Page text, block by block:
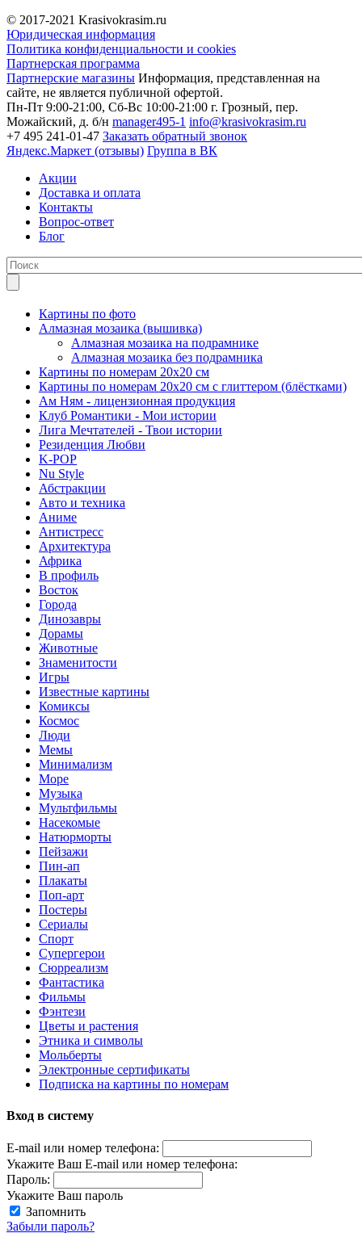
© 2017-2021 Krasivokrasim.ru
Юридическая информация
Политика конфиденциальности и cookies
Партнерская программа
Партнерские магазины Информация, представленная на
сайте, не является публичной офертой.
Пн-Пт 9:00-21:00, Сб-Вс 10:00-21:00 г. Грозный, пер.
Можайский, д. б/н manager495-1 info@krasivokrasim.ru
+7 495 241-01-47 Заказать обратный звонок
Яндекс.Маркет (отзывы) Группа в ВК
Акции
Доставка и оплата
Контакты
Вопрос-ответ
Блог
Картины по фото
Алмазная мозаика (вышивка)
Алмазная мозаика на подрамнике
Алмазная мозаика без подрамника
Картины по номерам 20х20 см
Картины по номерам 20х20 см с глиттером (блёстками)
Ам Ням - лицензионная продукция
Клуб Романтики - Мои истории
Лига Мечтателей - Твои истории
Резиденция Любви
K-POP
Nu Style
Абстракции
Авто и техника
Аниме
Антистресс
Архитектура
Африка
В профиль
Восток
Города
Динозавры
Дорамы
Животные
Знаменитости
Игры
Известные картины
Комиксы
Космос
Люди
Мемы
Минимализм
Море
Музыка
Мультфильмы
Насекомые
Натюрморты
Пейзажи
Пин-ап
Плакаты
Поп-арт
Постеры
Сериалы
Спорт
Супергерои
Сюрреализм
Фантастика
Фильмы
Фэнтези
Цветы и растения
Этника и символы
Мольберты
Электронные сертификаты
Подписка на картины по номерам
Вход в систему
E-mail или номер телефона:
Укажите Ваш E-mail или номер телефона:
Пароль:
Укажите Ваш пароль
Запомнить
Забыли пароль?